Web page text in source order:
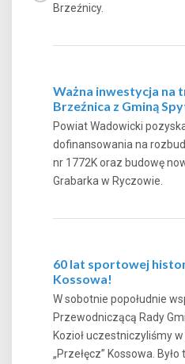
Brzeźnicy.
Ważna inwestycja na
Brzeźnica z Gminą
Powiat Wadowicki
dofinansowania na
nr 1772K oraz budowę
Grabarka w Ryczowie.
60 lat sportowej
Kossowa!
W sobotnie popołudnie
Przewodniczącą Rady
Kozioł uczestniczyliśmy
„Przełęcz” Kossowa.